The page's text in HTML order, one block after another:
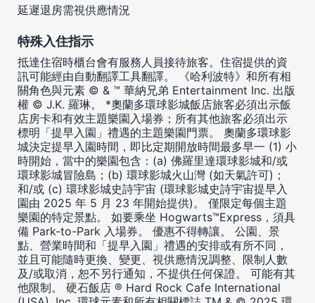
延遲退房需視供應情況
特殊入住指示
抵達住宿時櫃台會有服務人員接待旅客。住宿提供的資
訊可能經由自動翻譯工具翻譯。 《哈利波特》和所有相
關角色與元素 © & ™ 華納兄弟 Entertainment Inc. 出版
權 © J.K. 羅琳。 *奧蘭多環球影城飯店旅客必須出示飯
店房卡和有效主題樂園入場券；所有其他旅客必須出示
標明「提早入園」禮遇的主題樂園門票。 奧蘭多環球影
城決定提早入園時間，即比定期開放時間最多早一 (1) 小
時開始，當中的樂園包含：(a) 佛羅里達環球影城和/或
環球影城冒險島；(b) 環球影城火山灣 (如天氣許可)；
和/或 (c) 環球影城史詩宇宙 (環球影城史詩宇宙提早入
園由 2025 年 5 月 23 年開始提供)。 僅限定每個主題
樂園的特定景點。 如要乘坐 Hogwarts™Express，須具
備 Park-to-Park 入場券。 優惠不得轉讓。 公園、景
點、營業時間和「提早入園」禮遇的安排或有所不同，
並且可能隨時更換、變更、視供應情況調整、限制人數
及/或取消，恕不另行通知，不提供任何保證。 可能有其
他限制。 硬石飯店 ® Hard Rock Cafe International